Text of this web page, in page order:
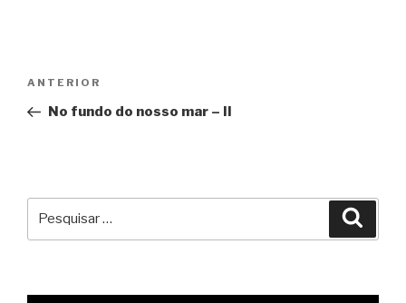
artigos
Conteúdo
anterior
ANTERIOR
No fundo do nosso mar – II